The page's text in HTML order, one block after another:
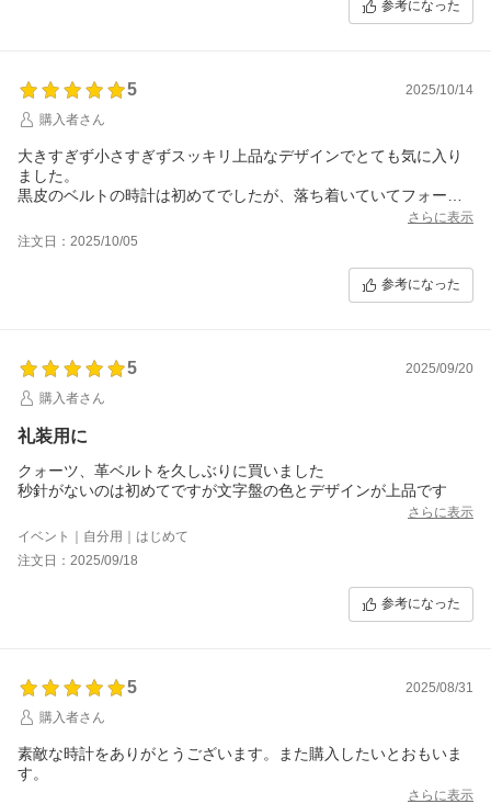
参考になった
5
2025/10/14
購入者さん
大きすぎず小さすぎずスッキリ上品なデザインでとても気に入り
ました。
黒皮のベルトの時計は初めてでしたが、落ち着いていてフォーマ
ブルーも欲しくなってしまった…
さらに表示
注文日：2025/10/05
参考になった
5
2025/09/20
購入者さん
礼装用に
クォーツ、革ベルトを久しぶりに買いました
秒針がないのは初めてですが文字盤の色とデザインが上品です
さらに表示
イベント｜自分用｜はじめて
注文日：2025/09/18
参考になった
5
2025/08/31
購入者さん
素敵な時計をありがとうございます。また購入したいとおもいま
す。
さらに表示